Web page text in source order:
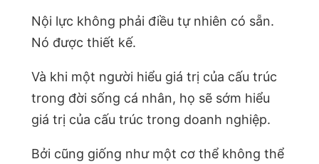
Nội lực không phải điều tự nhiên có sẵn.
Nó được thiết kế.
Và khi một người hiểu giá trị của cấu trúc
trong đời sống cá nhân, họ sẽ sớm hiểu
giá trị của cấu trúc trong doanh nghiệp.
Bởi cũng giống như một cơ thể không thể